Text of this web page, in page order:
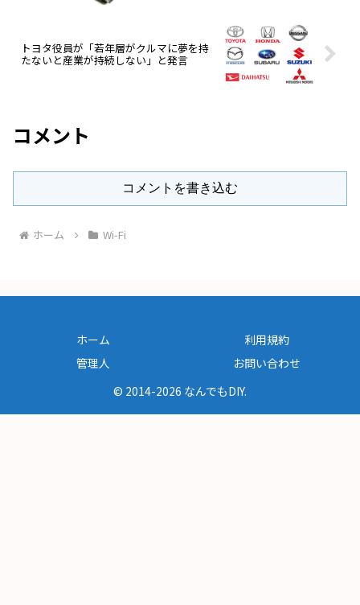
トヨタ役員が「若年層がクルマに夢を持
たないと産業が持続しない」と発言
コメント
コメントを書き込む
ホーム Wi-Fi
ホーム
利用規約
管理人
お問い合わせ
© 2014-2026 なんでもDIY.